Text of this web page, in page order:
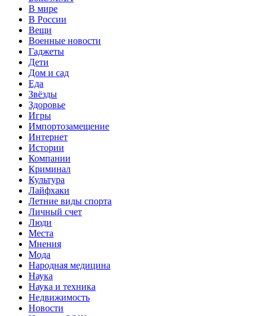
В мире
В России
Вещи
Военные новости
Гаджеты
Дети
Дом и сад
Еда
Звёзды
Здоровье
Игры
Импортозамещение
Интернет
Истории
Компании
Криминал
Культура
Лайфхаки
Летние виды спорта
Личный счет
Люди
Места
Мнения
Мода
Народная медицина
Наука
Наука и техника
Недвижимость
Новости